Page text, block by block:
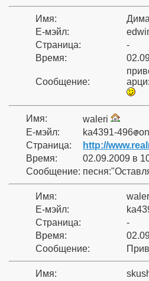
Имя:
Дима
Е-мэйл:
Страница:
-
Время:
Сообщение:
Имя:
waleri
Е-мэйл:
ka4391-496
Страница:
http://
Время:
02.09.2009 в
Сообщение:
Имя:
Е-мэйл:
Страница:
-
Время:
Сообщение:
Имя: